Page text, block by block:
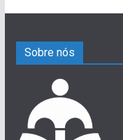
Sobre nós